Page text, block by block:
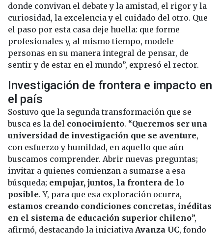
donde convivan el debate y la amistad, el rigor y la
curiosidad, la excelencia y el cuidado del otro. Que
el paso por esta casa deje huella: que forme
profesionales y, al mismo tiempo, modele
personas en su manera integral de pensar, de
sentir y de estar en el mundo”, expresó el rector.
Investigación de frontera e impacto en
el país
Sostuvo que la segunda transformación que se
busca es la del conocimiento. “Queremos ser una
universidad de investigación que se aventure,
con esfuerzo y humildad, en aquello que aún
buscamos comprender. Abrir nuevas preguntas;
invitar a quienes comienzan a sumarse a esa
búsqueda; empujar, juntos, la frontera de lo
posible. Y, para que esa exploración ocurra,
estamos creando condiciones concretas, inéditas
en el sistema de educación superior chileno”,
afirmó, destacando la iniciativa Avanza UC, fondo